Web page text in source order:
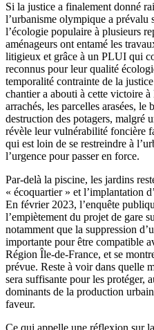
Si la justice a finalement donné
l’urbanisme olympique a prévalu
l’écologie populaire à plusieurs
aménageurs ont entamé les
litigieux et grâce à un PLUI qui
reconnus pour leur qualité
temporalité contrainte de la
chantier a abouti à cette victoire
arrachés, les parcelles arasées,
destruction des potagers, malgré
révèle leur vulnérabilité foncière
qui est loin de se restreindre à
l’urgence pour passer en force.
Par-delà la piscine, les jardins
« écoquartier » et l’implantation
En février 2023, l’enquête
l’empiètement du projet de gare
notamment que la suppression
importante pour être compatible
Région Île-de-France, et se
prévue. Reste à voir dans quelle
sera suffisante pour les protéger,
dominants de la production
faveur.